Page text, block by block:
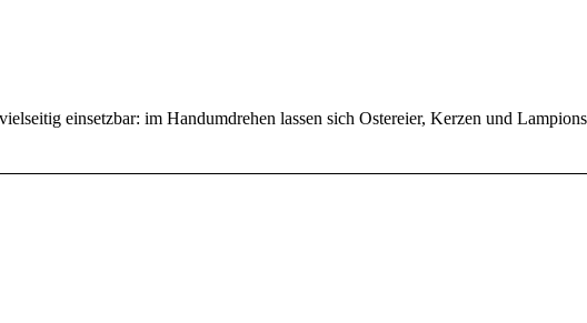
einsetzbar: im Handumdrehen lassen sich Ostereier, Kerzen und